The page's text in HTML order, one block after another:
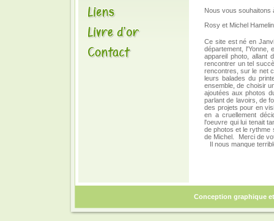
Nous vous souhaitons
Rosy et Michel Hamelin
Ce site est né en
département, l'Yonne,
appareil photo, allant
rencontrer un tel
rencontres, sur le net
leurs balades du
ensemble, de choisir
ajoutées aux photos
parlant de lavoirs, de
des projets pour en
en a cruellement
l'oeuvre qui lui tenait
de photos et le rythme
de Michel. Merci de
Il nous manque
Conception graphique